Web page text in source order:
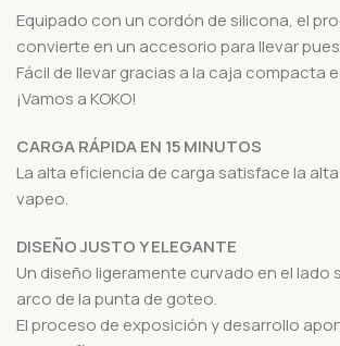
Equipado con un cordón de silicona, el
convierte en un accesorio para llevar
Fácil de llevar gracias a la caja compacta
¡Vamos a KOKO!
CARGA RÁPIDA EN 15 MINUTOS
La alta eficiencia de carga satisface la
vapeo.
DISEÑO JUSTO Y ELEGANTE
Un diseño ligeramente curvado en el lado
arco de la punta de goteo.
El proceso de exposición y desarrollo